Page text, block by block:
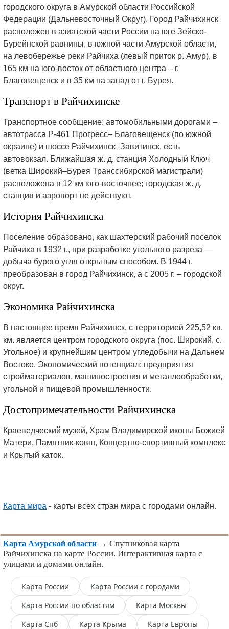
городского округа в Амурской области Российской
Федерации (Дальневосточный Округ). Город Райчихинск
расположен в азиатской части России на юге Зейско-
Бурейнской равнины, в южной части Амурской области,
на левобережье реки Райчиха (левый приток р. Амур), в
165 км на юго-восток от областного центра – г.
Благовещенск и в 35 км на запад от г. Бурея.
Транспорт в Райчихинске
Транспортное сообщение: автомобильными дорогами –
автотрасса Р-461 Прогресс– Благовещенск (по южной
окраине) и шоссе Райчихинск–Завитинск, есть
автовокзал. Ближайшая ж. д. станция Холодный Ключ
(ветка Широкий–Бурея Транссибирской магистрали)
расположена в 12 км юго-восточнее; городская ж. д.
станция и аэропорт не действуют.
История Райчихинска
Поселение образовано, как шахтерский рабочий поселок
Райчиха в 1932 г., при разработке угольного разреза —
добыча бурого угля открытым способом. В 1944 г.
преобразован в город Райчихинск, а с 2005 г. – городской
округ.
Экономика Райчихинска
В настоящее время Райчихинск, с территорией 225,52 кв.
км. является центром городского округа (пос. Широкий, с.
Угольное) и крупнейшим центром угледобычи на Дальнем
Востоке. Экономический потенциал: предприятия
стройматериалов, машиностроения и металлообработки,
угольной и пищевой промышленности.
Достопримечательности Райчихинска
Краеведческий музей, Храм Владимирской иконы Божией
Матери, Памятник-ковш, Концертно-спортивный комплекс
и Крытый каток.
Карта мира - карты всех стран мира с городами онлайн.
Карта Амурской области → Спутниковая карта
Райчихинска на карте России. Интерактивная карта с
улицами и домами онлайн.
Карта России
Карта России с городами
Карта России по областям
Карта Москвы
Карта Спб
Карта Крыма Карта Европы